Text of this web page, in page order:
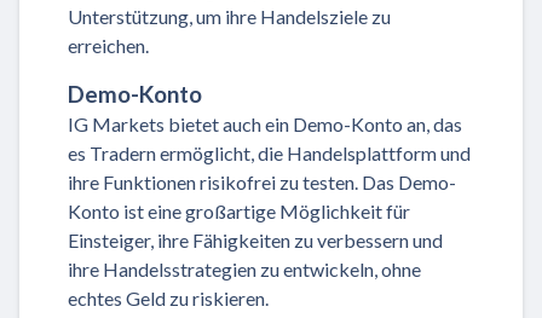
Unterstützung, um ihre Handelsziele zu
erreichen.
Demo-Konto
IG Markets bietet auch ein Demo-Konto an, das
es Tradern ermöglicht, die Handelsplattform und
ihre Funktionen risikofrei zu testen. Das Demo-
Konto ist eine großartige Möglichkeit für
Einsteiger, ihre Fähigkeiten zu verbessern und
ihre Handelsstrategien zu entwickeln, ohne
echtes Geld zu riskieren.